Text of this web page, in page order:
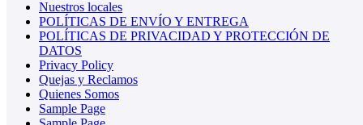
Nuestros locales
POLÍTICAS DE ENVÍO Y ENTREGA
POLÍTICAS DE PRIVACIDAD Y PROTECCIÓN DE
DATOS
Privacy Policy
Quejas y Reclamos
Quienes Somos
Sample Page